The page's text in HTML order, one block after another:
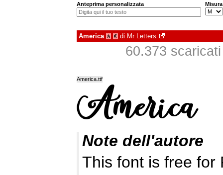
Anteprima personalizzata Misura
America à € di Mr Letters
60.373
America.ttf
Note dell'autore
This font is free for